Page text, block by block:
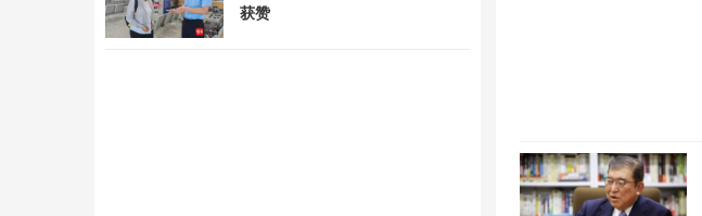
获赞